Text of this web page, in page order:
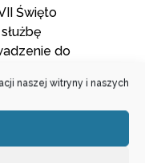
naszej witryny i naszych
Święto
do